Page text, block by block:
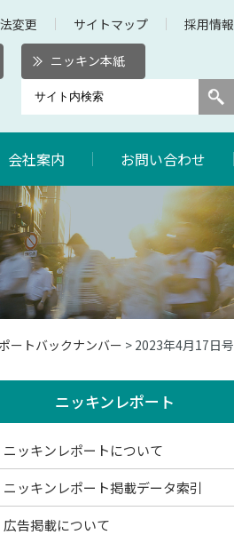
変更 サイトマップ 採用情報
ニッキン本紙
会社案内 お問い合わせ
ートバックナンバー > 2023年4月17日号
ニッキンレポート
ニッキンレポートについて
ニッキンレポート掲載データ索引
広告掲載について